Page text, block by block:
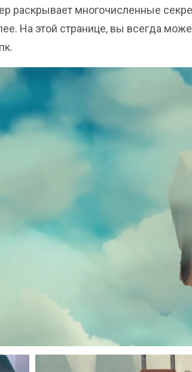
раскрывает многочисленные
На этой странице, вы всегда